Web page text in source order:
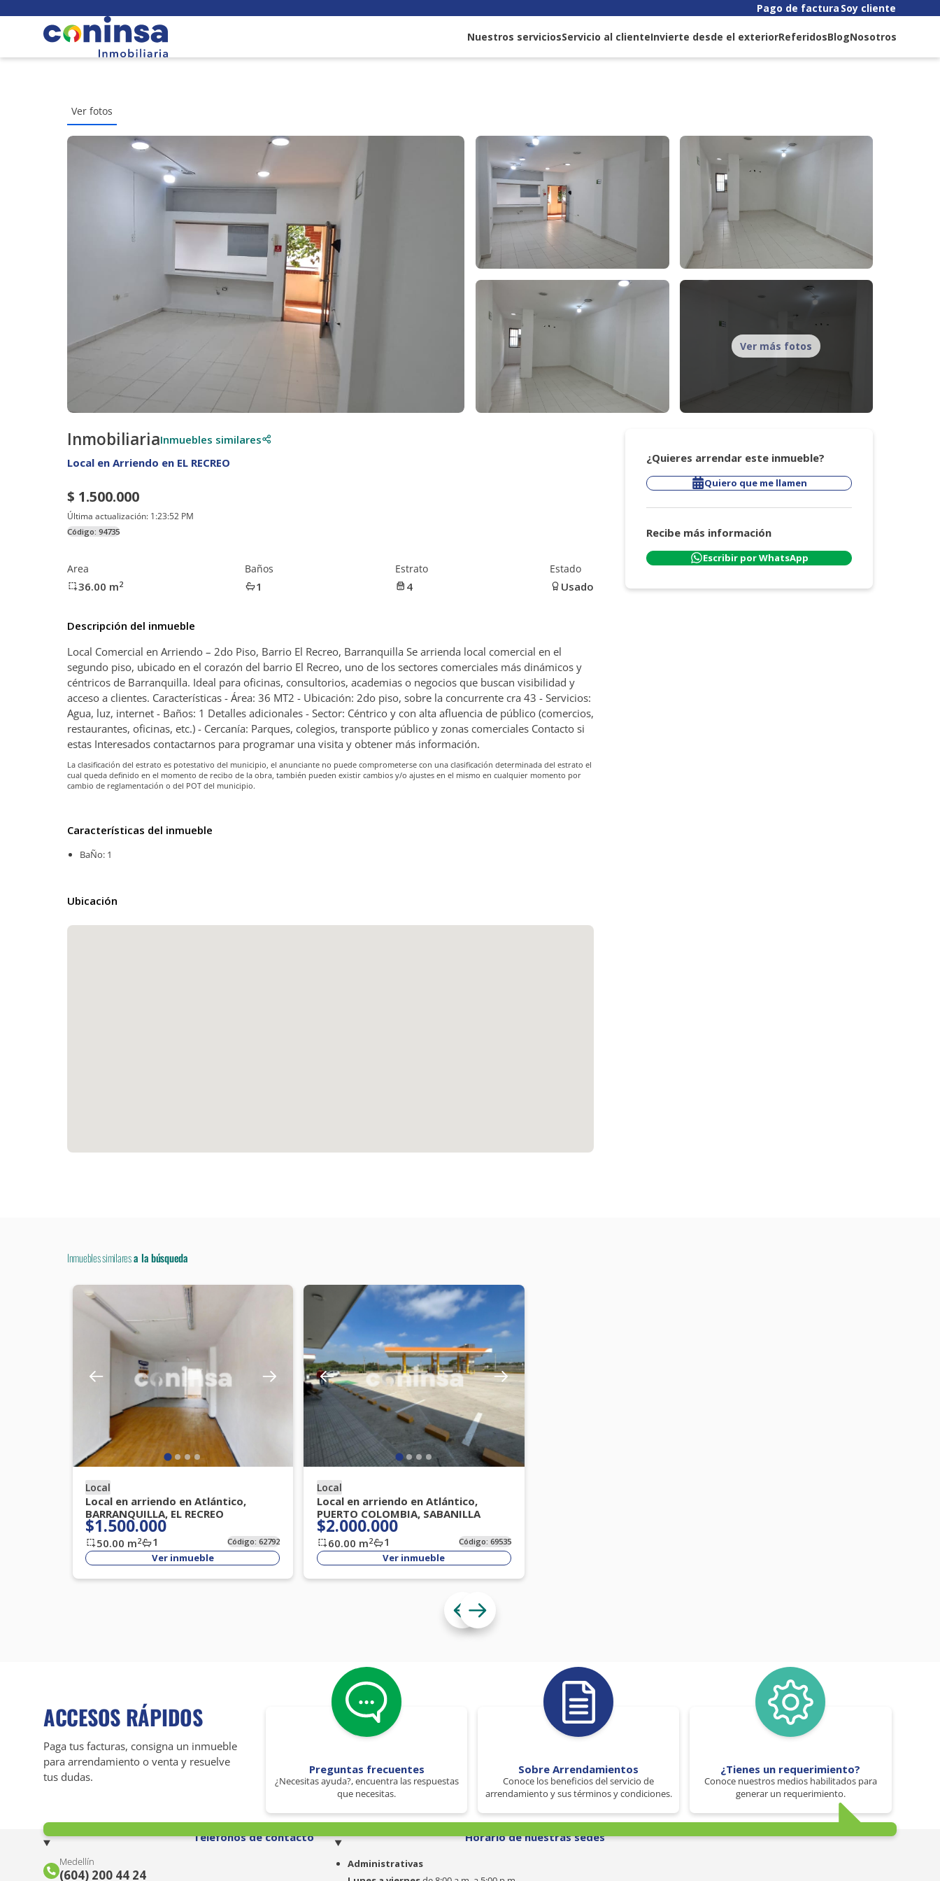
Pago de factura Soy cliente
Nuestros serviciosServicio al clienteInvierte desde el exteriorReferidosBlogNosotros
Ver fotos
Ver más fotos
InmobiliariaInmuebles similares
Local en Arriendo en EL RECREO
$ 1.500.000
Última actualización: 1:23:52 PM
Código: 94735
Area
36.00 m2
Baños
1
Estrato
4
Estado
Usado
Descripción del inmueble
Local Comercial en Arriendo – 2do Piso, Barrio El Recreo, Barranquilla Se arrienda local comercial en el
segundo piso, ubicado en el corazón del barrio El Recreo, uno de los sectores comerciales más dinámicos y
céntricos de Barranquilla. Ideal para oficinas, consultorios, academias o negocios que buscan visibilidad y
acceso a clientes. Características - Área: 36 MT2 - Ubicación: 2do piso, sobre la concurrente cra 43 - Servicios:
Agua, luz, internet - Baños: 1 Detalles adicionales - Sector: Céntrico y con alta afluencia de público (comercios,
restaurantes, oficinas, etc.) - Cercanía: Parques, colegios, transporte público y zonas comerciales Contacto si
estas Interesados contactarnos para programar una visita y obtener más información.
La clasificación del estrato es potestativo del municipio, el anunciante no puede comprometerse con una clasificación determinada del estrato el
cual queda definido en el momento de recibo de la obra, también pueden existir cambios y/o ajustes en el mismo en cualquier momento por
cambio de reglamentación o del POT del municipio.
Características del inmueble
BaÑo: 1
Ubicación
¿Quieres arrendar este inmueble?
Quiero que me llamen
Recibe más información
Escribir por WhatsApp
Inmuebles similaresa la búsqueda
Local
Local en arriendo en Atlántico,
BARRANQUILLA, EL RECREO
$1.500.000
50.00 m2 1 Código:62792
Ver inmueble
Local
Local en arriendo en Atlántico,
PUERTO COLOMBIA, SABANILLA
$2.000.000
60.00 m2 1 Código:69535
Ver inmueble
ACCESOS RÁPIDOS
Paga tus facturas, consigna un inmueble
para arrendamiento o venta y resuelve
tus dudas.
Preguntas frecuentes
¿Necesitas ayuda?, encuentra las respuestas
que necesitas.
Sobre Arrendamientos
Conoce los beneficios del servicio de
arrendamiento y sus términos y condiciones.
¿Tienes un requerimiento?
Conoce nuestros medios habilitados para
generar un requerimiento.
Teléfonos de contacto
Medellín
(604) 200 44 24
Horario de nuestras sedes
Administrativas